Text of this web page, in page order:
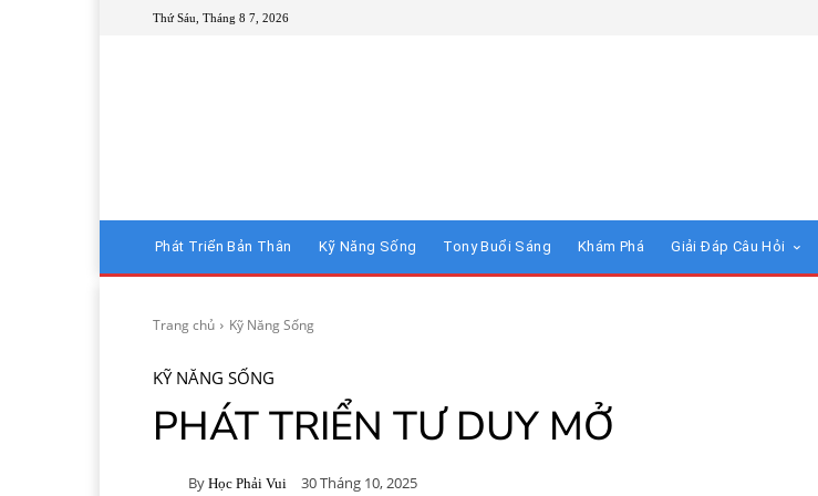
Thứ Sáu, Tháng 8 7, 2026
Phát Triển Bản Thân Kỹ Năng Sống Tony Buổi Sáng Khám Phá Giải Đáp Câu Hỏi
Trang chủ Kỹ Năng Sống
KỸ NĂNG SỐNG
PHÁT TRIỂN TƯ DUY MỞ
By Học Phải Vui 30 Tháng 10, 2025